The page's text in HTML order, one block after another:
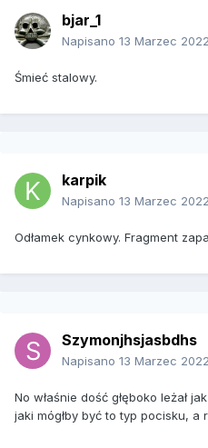
bjar_1
Napisano 13 Marzec 2022
Śmieć stalowy.
karpik
Napisano 13 Marzec 2022
Odłamek cynkowy. Fragment
Szymonjhsjasbdhs
Napisano 13 Marzec 2022
No właśnie dość głęboko leżał
jaki mógłby być to typ pocisku, a